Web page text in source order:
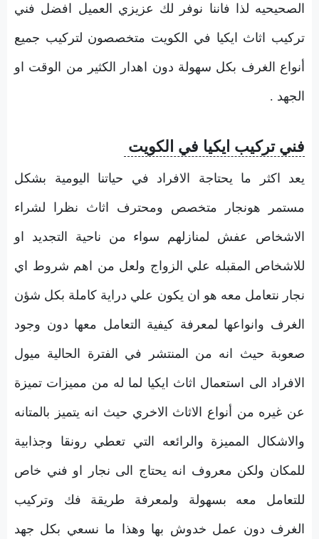
الصحيحيه لذا فاننا نوفر لك عزيزي العميل افضل فني
تركيب اثاث ايكيا في الكويت متخصصون لتركيب جميع
أنواع الغرف بكل سهولة دون اهدار الكثير من الوقت او
الجهد .
فني تركيب ايكيا في الكويت
يعد اكثر ما يحتاجة الافراد في حياتنا اليومية بشكل
مستمر هونجار متخصص ومحترف اثاث نظرا لشراء
الاشخاص عفش لمنازلهم سواء من ناحية التجديد او
للاشخاص المقبله علي الزواج ولعل من اهم شروط اي
نجار نتعامل معه هو ان يكون علي دراية كاملة بكل شؤن
الغرف وانواعها لمعرفة كيفية التعامل معها دون وجود
صعوبة حيث انه من المنتشر في الفترة الحالية ميول
الافراد الى استعمال اثاث ايكيا لما له من مميزات تميزة
عن غيره من أنواع الاثاث الاخري حيث انه يتميز بالمتانه
والاشكال المميزة والرائعه التي تعطي رونقا وجذابية
للمكان ولكن معروف انه يحتاج الى نجار او فني خاص
للتعامل معه بسهولة ولمعرفة طريقة فك وتركيب
الغرف دون عمل خدوش بها وهذا ما نسعي بكل جهد